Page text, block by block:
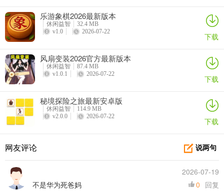
乐游象棋2026最新版本
休闲益智
32.4 MB
v1.0
2026-07-22 下载
风扇变装2026官方最新版本
休闲益智
87.4 MB
v1.0.1
2026-07-22 下载
秘境探险之旅最新安卓版
休闲益智
114.9 MB
v2.0.0
2026-07-22 下载
说两句
网友评论
2026-07-19
0 回复
不是华为死爸妈